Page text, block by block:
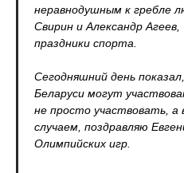
неравнодушным к гребле
Свирин и Александр
праздники спорта.
Сегодняшний день
Беларуси могут
не просто участвовать, а
случаем, поздравляю
Олимпийских игр.